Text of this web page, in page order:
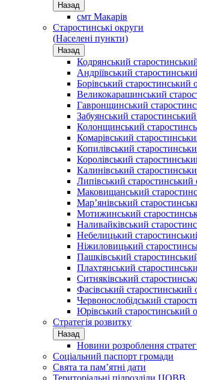
Назад
смт Макарів
Старостинські округи
(Населені пункти)
Назад
Кодрянський
Андріївський
Борівський старостинський
Великокарашинський
Гавронщинський
Забуянський
Колонщинський
Комарівський
Копилівський
Королівський
Калинівський
Липівський старостинський
Маковищанський
Мар’янівський
Мотижинський
Наливайківський
Небелицький
Ніжиловицький
Пашківський
Плахтянський
Ситняківський
Фасівський старостинський
Червонослобідський
Юрівський старостинський
Стратегія розвитку
Назад
Новини розроблення
Соціальний паспорт громади
Свята та пам’ятні дати
Територіальні підрозділи ЦОВВ